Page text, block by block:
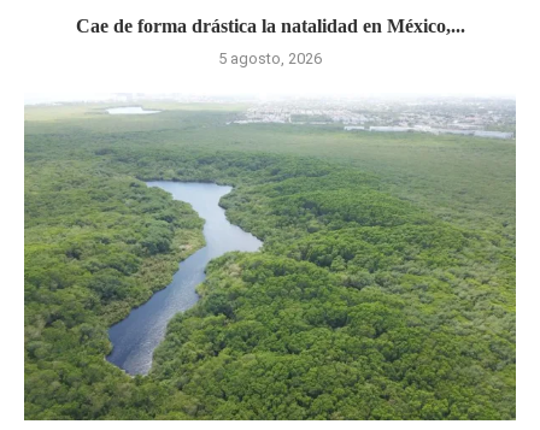
Cae de forma drástica la natalidad en México,...
5 agosto, 2026